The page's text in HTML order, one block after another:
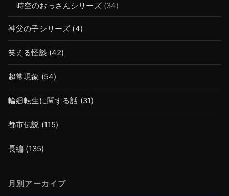
時空のおっさんシリーズ(34)
神父の子シリーズ (4)
笑える怪談 (42)
超常現象 (54)
輪廻転生に関する話 (31)
都市伝説 (115)
長編 (135)
月別アーカイブ